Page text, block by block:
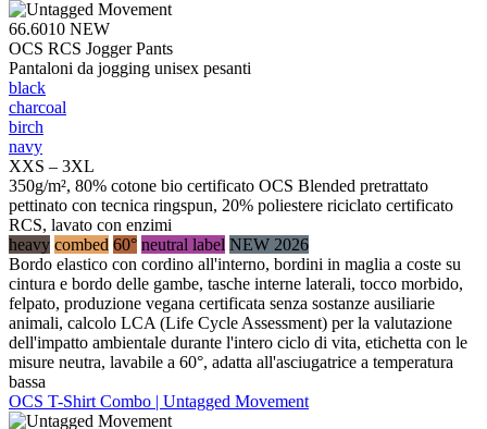
66.6010 NEW
OCS RCS Jogger Pants
Pantaloni da jogging unisex pesanti
black
charcoal
birch
navy
XXS – 3XL
350g/m², 80% cotone bio certificato OCS Blended pretrattato
pettinato con tecnica ringspun, 20% poliestere riciclato certificato
RCS, lavato con enzimi
heavy combed 60° neutral label NEW 2026
Bordo elastico con cordino all'interno, bordini in maglia a coste su
cintura e bordo delle gambe, tasche interne laterali, tocco morbido,
felpato, produzione vegana certificata senza sostanze ausiliarie
animali, calcolo LCA (Life Cycle Assessment) per la valutazione
dell'impatto ambientale durante l'intero ciclo di vita, etichetta con le
misure neutra, lavabile a 60°, adatta all'asciugatrice a temperatura
bassa
OCS T-Shirt Combo | Untagged Movement